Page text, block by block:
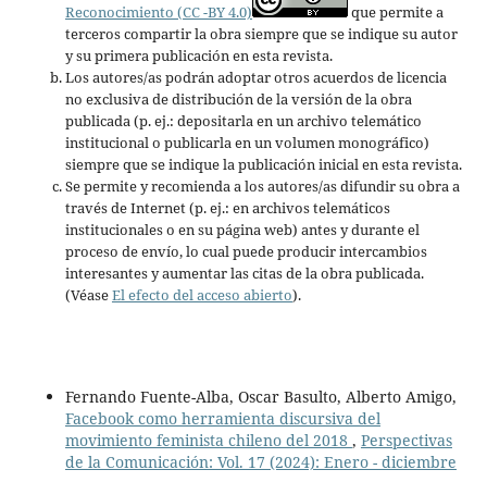
Reconocimiento (CC -BY 4.0)
que permite a
terceros compartir la obra siempre que se indique su autor
y su primera publicación en esta revista.
Los autores/as podrán adoptar otros acuerdos de licencia
no exclusiva de distribución de la versión de la obra
publicada (p. ej.: depositarla en un archivo telemático
institucional o publicarla en un volumen monográfico)
siempre que se indique la publicación inicial en esta revista.
Se permite y recomienda a los autores/as difundir su obra a
través de Internet (p. ej.: en archivos telemáticos
institucionales o en su página web) antes y durante el
proceso de envío, lo cual puede producir intercambios
interesantes y aumentar las citas de la obra publicada.
(VéaseEl efecto del acceso abierto).
Fernando Fuente-Alba, Oscar Basulto, Alberto Amigo,
Facebook como herramienta discursiva del
movimiento feminista chileno del 2018 , Perspectivas
de la Comunicación: Vol. 17 (2024): Enero - diciembre